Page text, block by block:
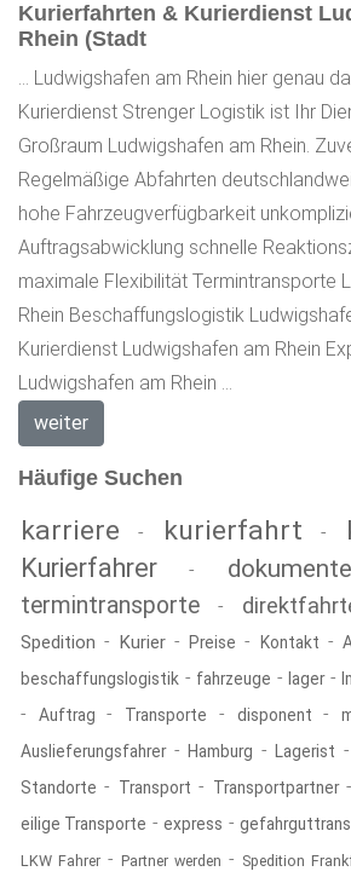
Kurierfahrten & Kurierdienst
Rhein (Stadt
... Ludwigshafen am Rhein hier genau
Kurierdienst Strenger Logistik ist Ihr
Großraum Ludwigshafen am Rhein.
Regelmäßige Abfahrten
hohe Fahrzeugverfügbarkeit
Auftragsabwicklung schnelle
maximale Flexibilität Termintransporte
Rhein Beschaffungslogistik
Kurierdienst Ludwigshafen am Rhein
Ludwigshafen am Rhein ...
weiter
Häufige Suchen
karriere - kurierfahrt -
Kurierfahrer -
termintransporte -
Spedition - Kurier-Preise - Kontakt -
beschaffungslogistik - fahrzeuge - lager-
- Auftrag - Transporte - disponent -
Auslieferungsfahrer-Hamburg - Lagerist
Standorte - Transport - Transportpartner-
eilige Transporte -express -
LKW Fahrer - Partner werden - Spedition